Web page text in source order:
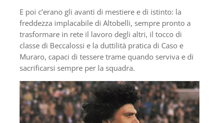
E poi c’erano gli avanti di mestiere e di istinto: la
freddezza implacabile di Altobelli, sempre pronto a
trasformare in rete il lavoro degli altri, il tocco di
classe di Beccalossi e la duttilità pratica di Caso e
Muraro, capaci di tessere trame quando serviva e di
sacrificarsi sempre per la squadra.